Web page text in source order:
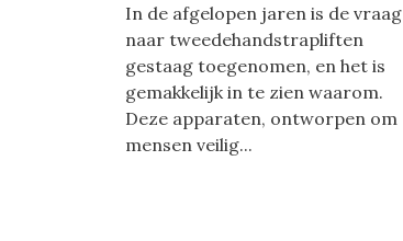
In de afgelopen jaren is de vraag
naar tweedehandstrapliften
gestaag toegenomen, en het is
gemakkelijk in te zien waarom.
Deze apparaten, ontworpen om
mensen veilig...